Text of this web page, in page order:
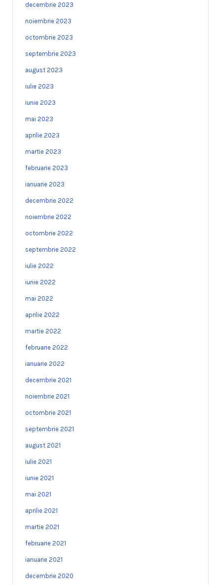
decembrie 2023
noiembrie 2023
octombrie 2023
septembrie 2023
august 2023
iulie 2023
iunie 2023
mai 2023
aprilie 2023
martie 2023
februarie 2023
ianuarie 2023
decembrie 2022
noiembrie 2022
octombrie 2022
septembrie 2022
iulie 2022
iunie 2022
mai 2022
aprilie 2022
martie 2022
februarie 2022
ianuarie 2022
decembrie 2021
noiembrie 2021
octombrie 2021
septembrie 2021
august 2021
iulie 2021
iunie 2021
mai 2021
aprilie 2021
martie 2021
februarie 2021
ianuarie 2021
decembrie 2020